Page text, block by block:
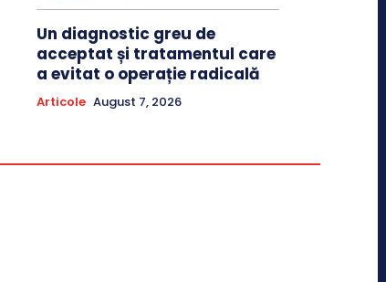
Un diagnostic greu de
acceptat și tratamentul care
a evitat o operație radicală
Articole August 7, 2026